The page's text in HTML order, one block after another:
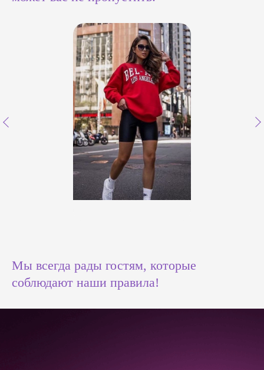
Мы всегда рады гостям, которые
соблюдают наши правила!